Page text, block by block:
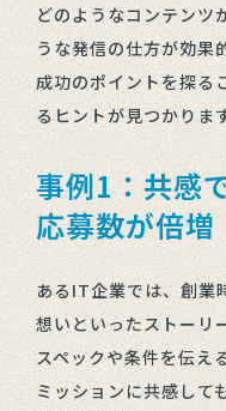
どのようなコンテンツ
うな発信の仕方が効果
成功のポイントを探る
るヒントが見つかりま
事例1：共感
応募数が倍増
あるIT企業では、創業
想いといったストー
スペックや条件を伝え
ミッションに共感して